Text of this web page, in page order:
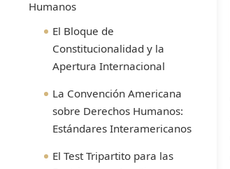
Humanos
El Bloque de
Constitucionalidad y la
Apertura Internacional
La Convención Americana
sobre Derechos Humanos:
Estándares Interamericanos
El Test Tripartito para las